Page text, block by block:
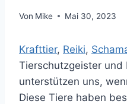
Von Mike Mai 30, 2023
Krafttier, Reiki,
Tierschutzgeister
unterstützen uns,
Diese Tiere haben